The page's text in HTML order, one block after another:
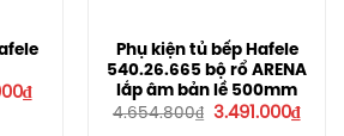
₫Giá
hiện
Phụ kiện tủ bếp Hafele
540.26.665 bộ rổ ARENA
lắp âm bản lề 500mm
4.654.800₫ Giá
3.491.000₫Giá
hiện